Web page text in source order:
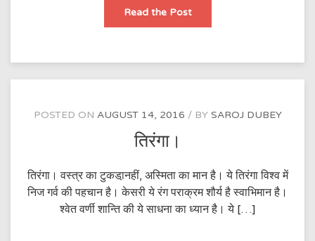
Read the Postमैं
देख
मैं
देख
POSTED ON AUGUST 14, 2016 BY SAROJ DUBEY
तिरंगा।
तिरंगा। वस्त्र का टुकडा़नहीं, अस्मिता का मान है। ये तिरंगा विश्व में
निज गर्व की पहचान है। केसरी ये रंग पराक्रम शौर्य है स्वाभिमान है।
श्वेत वर्णी शान्ति की ये साधना का ध्यान है। ये […]